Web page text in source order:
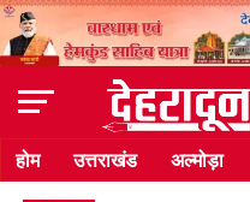
होम उत्तराखंड अल्मोड़ा